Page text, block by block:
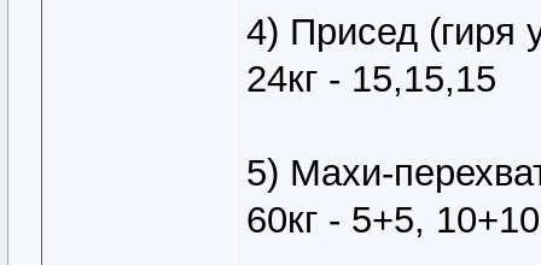
4) Присед (гиря
24кг - 15,15,15
5) Махи-
60кг - 5+5,